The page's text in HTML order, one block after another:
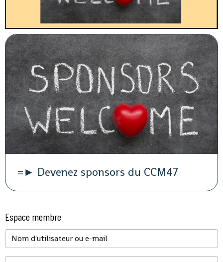
=► Devenez sponsors du CCM47
Espace membre